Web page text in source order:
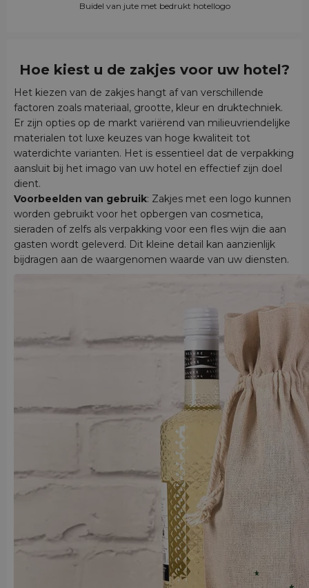
Buidel van jute met bedrukt hotellogo
Hoe kiest u de zakjes voor uw hotel?
Het kiezen van de zakjes hangt af van verschillende
factoren zoals materiaal, grootte, kleur en druktechniek.
Er zijn opties op de markt variërend van milieuvriendelijke
materialen tot luxe keuzes van hoge kwaliteit tot
waterdichte varianten. Het is essentieel dat de verpakking
aansluit bij het imago van uw hotel en effectief zijn doel
dient.
Voorbeelden van gebruik: Zakjes met een logo kunnen
worden gebruikt voor het opbergen van cosmetica,
sieraden of zelfs als verpakking voor een fles wijn die aan
gasten wordt geleverd. Dit kleine detail kan aanzienlijk
bijdragen aan de waargenomen waarde van uw diensten.